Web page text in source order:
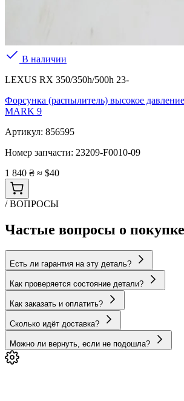
В наличии
LEXUS RX 350/350h/500h 23-
Форсунка (распылитель) высокое
MARK 9
Артикул: 856595
Номер запчасти: 23209-F0010-09
1 840 ₴ ≈ $40
/ ВОПРОСЫ
Частые вопросы о покупке
Есть ли гарантия на эту деталь?
Как проверяется состояние детали?
Как заказать и оплатить?
Сколько идёт доставка?
Можно ли вернуть, если не подошла?